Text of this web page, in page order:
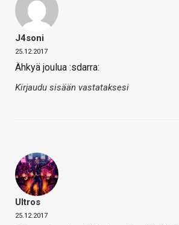
J4soni
25.12.2017
Ähkyä joulua :sdarra:
Kirjaudu sisään vastataksesi
Ultros
25.12.2017